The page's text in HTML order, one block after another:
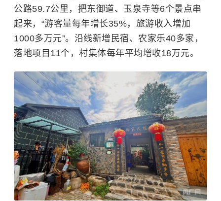
公路59.7公里，把东御道、玉泉寺等6个景点串
起来，“游客量每年增长35%，旅游收入增加
1000多万元”。沿线新增民宿、农家乐40多家，
落地项目11个，村集体每年平均增收18万元。